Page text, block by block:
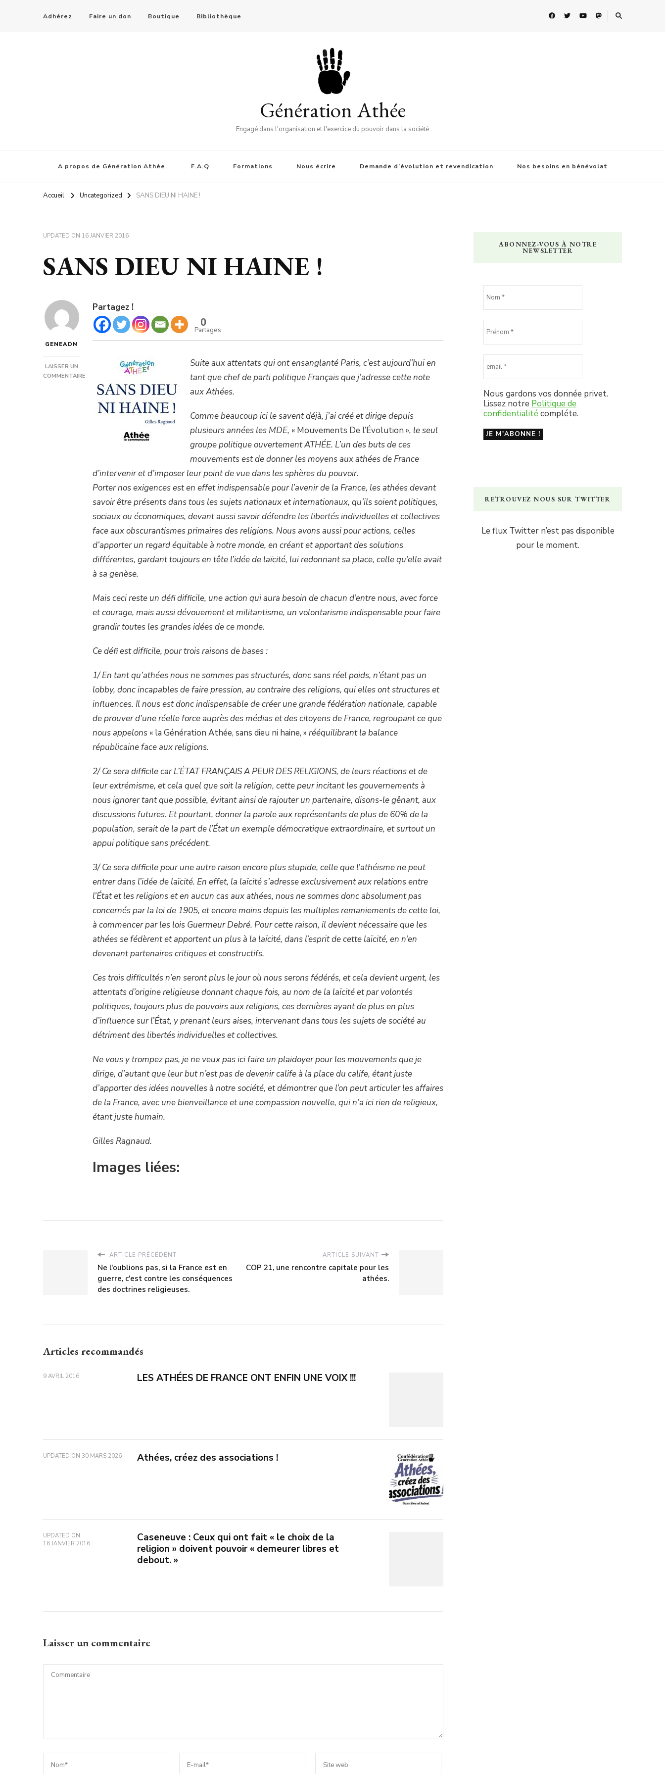
Adhérez Faire un don Boutique Bibliothèque
Génération Athée
Engagé dans l'organisation et l'exercice du pouvoir dans la société
A propos de Génération Athée. F.A.Q Formations Nous écrire Demande d’évolution et revendication Nos besoins en bénévolat
Accueil Uncategorized SANS DIEU NI HAINE !
UPDATED ON 16 JANVIER 2016
SANS DIEU NI HAINE !
GENEADM
LAISSER UN
COMMENTAIRE
Partagez !
0
Partages
Suite aux attentats qui ont ensanglanté Paris, c’est aujourd’hui en
tant que chef de parti politique Français que j’adresse cette note
aux Athées.
Comme beaucoup ici le savent déjà, j’ai créé et dirige depuis
plusieurs années les MDE, « Mouvements De l’Évolution », le seul
groupe politique ouvertement ATHÉE. L’un des buts de ces
mouvements est de donner les moyens aux athées de France
d’intervenir et d’imposer leur point de vue dans les sphères du pouvoir.
Porter nos exigences est en effet indispensable pour l’avenir de la France, les athées devant
savoir être présents dans tous les sujets nationaux et internationaux, qu’ils soient politiques,
sociaux ou économiques, devant aussi savoir défendre les libertés individuelles et collectives
face aux obscurantismes primaires des religions. Nous avons aussi pour actions, celles
d’apporter un regard équitable à notre monde, en créant et apportant des solutions
différentes, gardant toujours en tête l’idée de laïcité, lui redonnant sa place, celle qu’elle avait
à sa genèse.
Mais ceci reste un défi difficile, une action qui aura besoin de chacun d’entre nous, avec force
et courage, mais aussi dévouement et militantisme, un volontarisme indispensable pour faire
grandir toutes les grandes idées de ce monde.
Ce défi est difficile, pour trois raisons de bases :
1/ En tant qu’athées nous ne sommes pas structurés, donc sans réel poids, n’étant pas un
lobby, donc incapables de faire pression, au contraire des religions, qui elles ont structures et
influences. Il nous est donc indispensable de créer une grande fédération nationale, capable
de prouver d’une réelle force auprès des médias et des citoyens de France, regroupant ce que
nous appelons « la Génération Athée, sans dieu ni haine, » rééquilibrant la balance
républicaine face aux religions.
2/ Ce sera difficile car L’ÉTAT FRANÇAIS A PEUR DES RELIGIONS, de leurs réactions et de
leur extrémisme, et cela quel que soit la religion, cette peur incitant les gouvernements à
nous ignorer tant que possible, évitant ainsi de rajouter un partenaire, disons-le gênant, aux
discussions futures. Et pourtant, donner la parole aux représentants de plus de 60% de la
population, serait de la part de l’État un exemple démocratique extraordinaire, et surtout un
appui politique sans précédent.
3/ Ce sera difficile pour une autre raison encore plus stupide, celle que l’athéisme ne peut
entrer dans l’idée de laïcité. En effet, la laïcité s’adresse exclusivement aux relations entre
l’État et les religions et en aucun cas aux athées, nous ne sommes donc absolument pas
concernés par la loi de 1905, et encore moins depuis les multiples remaniements de cette loi,
à commencer par les lois Guermeur Debré. Pour cette raison, il devient nécessaire que les
athées se fédèrent et apportent un plus à la laïcité, dans l’esprit de cette laïcité, en n’en
devenant partenaires critiques et constructifs.
Ces trois difficultés n’en seront plus le jour où nous serons fédérés, et cela devient urgent, les
attentats d’origine religieuse donnant chaque fois, au nom de la laïcité et par volontés
politiques, toujours plus de pouvoirs aux religions, ces dernières ayant de plus en plus
d’influence sur l’État, y prenant leurs aises, intervenant dans tous les sujets de société au
détriment des libertés individuelles et collectives.
Ne vous y trompez pas, je ne veux pas ici faire un plaidoyer pour les mouvements que je
dirige, d’autant que leur but n’est pas de devenir calife à la place du calife, étant juste
d’apporter des idées nouvelles à notre société, et démontrer que l’on peut articuler les affaires
de la France, avec une bienveillance et une compassion nouvelle, qui n’a ici rien de religieux,
étant juste humain.
Gilles Ragnaud.
Images liées:
ARTICLE PRÉCÉDENT
Ne l'oublions pas, si la France est en
guerre, c'est contre les conséquences
des doctrines religieuses.
ARTICLE SUIVANT
COP 21, une rencontre capitale pour les
athées.
Articles recommandés
9 AVRIL 2016 LES ATHÉES DE FRANCE ONT ENFIN UNE VOIX !!!
UPDATED ON 30 MARS 2026 Athées, créez des associations !
UPDATED ON
16 JANVIER 2016
Caseneuve : Ceux qui ont fait « le choix de la
religion » doivent pouvoir « demeurer libres et
debout. »
Laisser un commentaire
ABONNEZ-VOUS À NOTRE
NEWSLETTER
Nous gardons vos donnée privet.
Lissez notre Politique de
confidentialité compléte.
RETROUVEZ NOUS SUR TWITTER
Le flux Twitter n’est pas disponible
pour le moment.